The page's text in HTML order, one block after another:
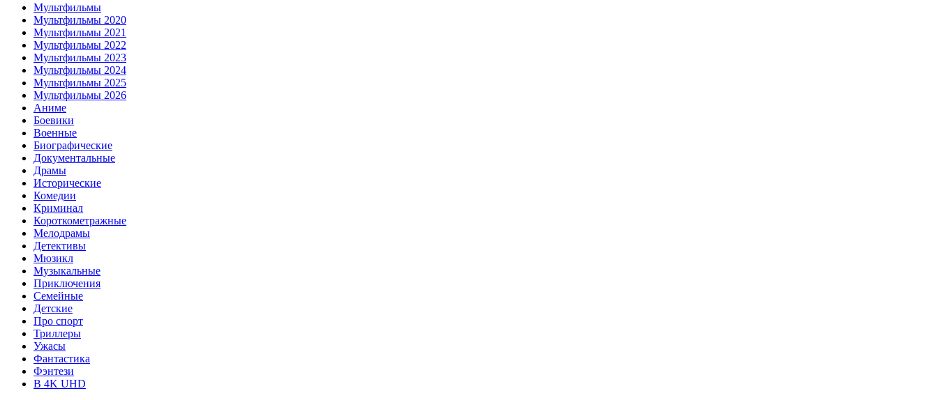
Мультфильмы
Мультфильмы 2020
Мультфильмы 2021
Мультфильмы 2022
Мультфильмы 2023
Мультфильмы 2024
Мультфильмы 2025
Мультфильмы 2026
Аниме
Боевики
Военные
Биографические
Документальные
Драмы
Исторические
Комедии
Криминал
Короткометражные
Мелодрамы
Детективы
Мюзикл
Музыкальные
Приключения
Семейные
Детские
Про спорт
Триллеры
Ужасы
Фантастика
Фэнтези
В 4K UHD